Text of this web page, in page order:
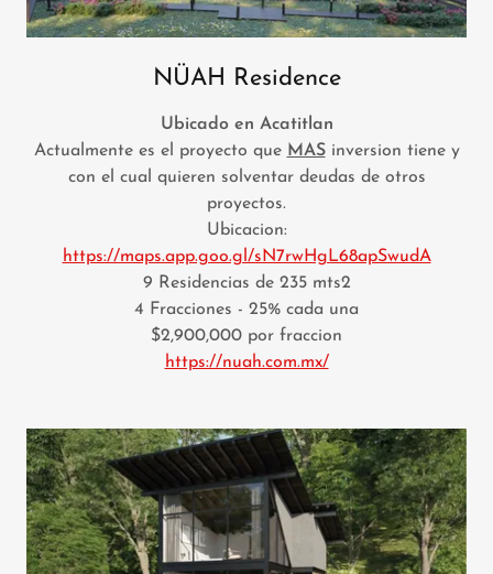
NÜAH Residence
Ubicado en Acatitlan
Actualmente es el proyecto que MASinversion tiene y
con el cual quieren solventar deudas de otros
proyectos.
Ubicacion:
https://maps.app.goo.gl/sN7rwHgL68apSwudA
9 Residencias de 235 mts2
4 Fracciones - 25% cada una
$2,900,000 por fraccion
https://nuah.com.mx/